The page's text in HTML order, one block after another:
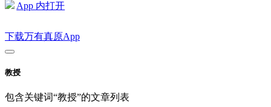
App 内打开
下载万有真原App
教授
包含关键词“教授”的文章列表